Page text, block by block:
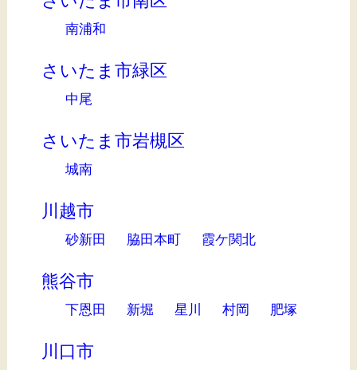
南浦和
さいたま市緑区
中尾
さいたま市岩槻区
城南
川越市
砂新田 脇田本町 霞ケ関北
熊谷市
下恩田 新堀 星川 村岡 肥塚
川口市